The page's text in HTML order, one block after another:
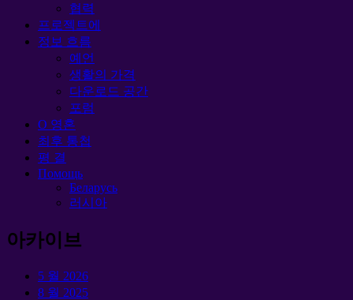
협력
프로젝트에
정보 흐름
예언
생활의 가격
다운로드 공간
포럼
O 영혼
최후 통첩
평 결
Помощь
Беларусь
러시아
아카이브
5 월 2026
8 월 2025